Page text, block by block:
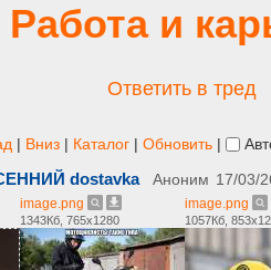
Работа и
Ответить в тред
| Вниз | Каталог | Обновить |
dostavka Аноним 17/03/
image.png
1343Кб, 765x1280
image.png
1057Кб,